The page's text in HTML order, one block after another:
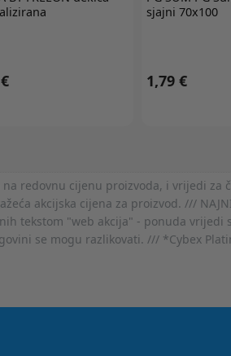
sjajni 70x100
1,79 €
na redovnu cijenu proizvoda, i vrijedi
akcijska cijena za proizvod. ///
tekstom "web akcija" - ponuda
se mogu razlikovati. /// *Cybex